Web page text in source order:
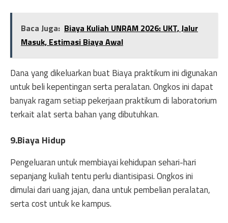
Baca Juga: Biaya Kuliah UNRAM 2026: UKT, Jalur
Masuk, Estimasi Biaya Awal
Dana yang dikeluarkan buat Biaya praktikum ini digunakan
untuk beli kepentingan serta peralatan. Ongkos ini dapat
banyak ragam setiap pekerjaan praktikum di laboratorium
terkait alat serta bahan yang dibutuhkan.
9.Biaya Hidup
Pengeluaran untuk membiayai kehidupan sehari-hari
sepanjang kuliah tentu perlu diantisipasi. Ongkos ini
dimulai dari uang jajan, dana untuk pembelian peralatan,
serta cost untuk ke kampus.